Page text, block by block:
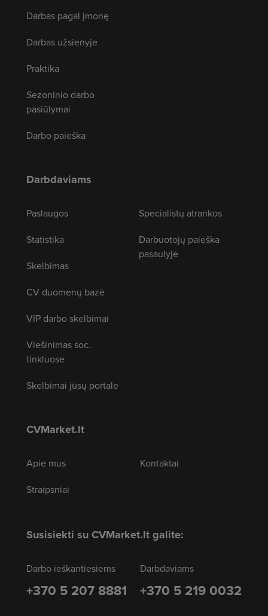
Darbas pagal įmonę
Darbas užsienyje
Praktika
Sezoninio darbo
pasiūlymai
Darbo paieška
Darbdaviams
Paslaugos
Statistika
Skelbimas
CV duomenų bazė
VIP darbo skelbimai
Viešinimas soc.
tinkluose
Skelbimai jūsų portale
Specialistų atrankos
Darbuotojų paieška
pasaulyje
CVMarket.lt
Apie mus
Straipsniai
Kontaktai
Susisiekti su CVMarket.lt galite:
Darbo ieškantiesiems
+370 5 207 8881
Darbdaviams
+370 5 219 0032